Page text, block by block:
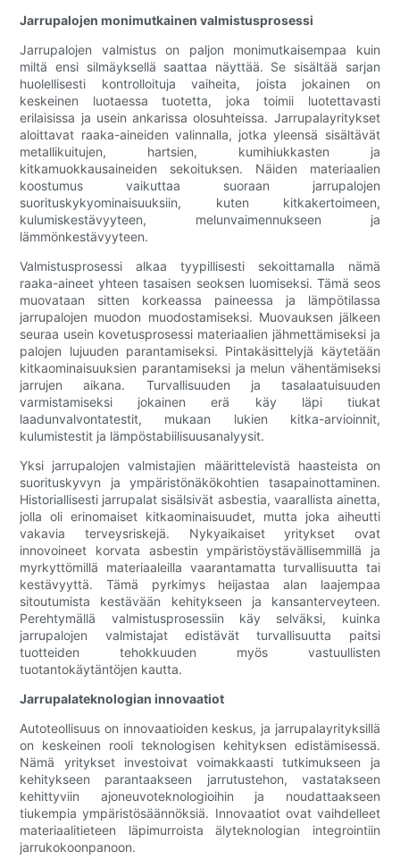
Jarrupalojen monimutkainen valmistusprosessi
Jarrupalojen valmistus on paljon monimutkaisempaa kuin
miltä ensi silmäyksellä saattaa näyttää. Se sisältää sarjan
huolellisesti kontrolloituja vaiheita, joista jokainen on
keskeinen luotaessa tuotetta, joka toimii luotettavasti
erilaisissa ja usein ankarissa olosuhteissa. Jarrupalayritykset
aloittavat raaka-aineiden valinnalla, jotka yleensä sisältävät
metallikuitujen, hartsien, kumihiukkasten ja
kitkamuokkausaineiden sekoituksen. Näiden materiaalien
koostumus vaikuttaa suoraan jarrupalojen
suorituskykyominaisuuksiin, kuten kitkakertoimeen,
kulumiskestävyyteen, melunvaimennukseen ja
lämmönkestävyyteen.
Valmistusprosessi alkaa tyypillisesti sekoittamalla nämä
raaka-aineet yhteen tasaisen seoksen luomiseksi. Tämä seos
muovataan sitten korkeassa paineessa ja lämpötilassa
jarrupalojen muodon muodostamiseksi. Muovauksen jälkeen
seuraa usein kovetusprosessi materiaalien jähmettämiseksi ja
palojen lujuuden parantamiseksi. Pintakäsittelyjä käytetään
kitkaominaisuuksien parantamiseksi ja melun vähentämiseksi
jarrujen aikana. Turvallisuuden ja tasalaatuisuuden
varmistamiseksi jokainen erä käy läpi tiukat
laadunvalvontatestit, mukaan lukien kitka-arvioinnit,
kulumistestit ja lämpöstabiilisuusanalyysit.
Yksi jarrupalojen valmistajien määrittelevistä haasteista on
suorituskyvyn ja ympäristönäkökohtien tasapainottaminen.
Historiallisesti jarrupalat sisälsivät asbestia, vaarallista ainetta,
jolla oli erinomaiset kitkaominaisuudet, mutta joka aiheutti
vakavia terveysriskejä. Nykyaikaiset yritykset ovat
innovoineet korvata asbestin ympäristöystävällisemmillä ja
myrkyttömillä materiaaleilla vaarantamatta turvallisuutta tai
kestävyyttä. Tämä pyrkimys heijastaa alan laajempaa
sitoutumista kestävään kehitykseen ja kansanterveyteen.
Perehtymällä valmistusprosessiin käy selväksi, kuinka
jarrupalojen valmistajat edistävät turvallisuutta paitsi
tuotteiden tehokkuuden myös vastuullisten
tuotantokäytäntöjen kautta.
Jarrupalateknologian innovaatiot
Autoteollisuus on innovaatioiden keskus, ja jarrupalayrityksillä
on keskeinen rooli teknologisen kehityksen edistämisessä.
Nämä yritykset investoivat voimakkaasti tutkimukseen ja
kehitykseen parantaakseen jarrutustehon, vastatakseen
kehittyviin ajoneuvoteknologioihin ja noudattaakseen
tiukempia ympäristösäännöksiä. Innovaatiot ovat vaihdelleet
materiaalitieteen läpimurroista älyteknologian integrointiin
jarrukokoonpanoon.